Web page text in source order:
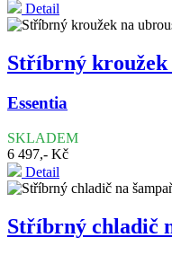
Detail
Stříbrný kroužek
Essentia
SKLADEM
6 497,- Kč
Detail
Stříbrný chladič